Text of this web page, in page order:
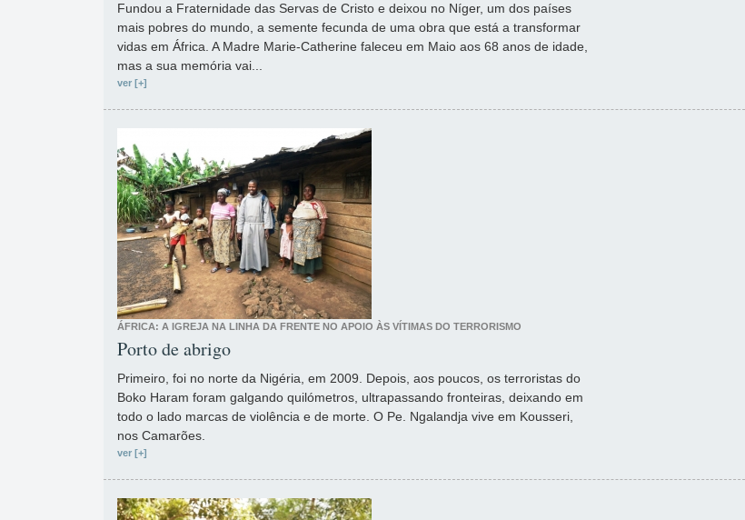
Fundou a Fraternidade das Servas de Cristo e deixou no Níger, um dos países
mais pobres do mundo, a semente fecunda de uma obra que está a transformar
vidas em África. A Madre Marie-Catherine faleceu em Maio aos 68 anos de idade,
mas a sua memória vai...
ver [+]
ÁFRICA: A IGREJA NA LINHA DA FRENTE NO APOIO ÀS VÍTIMAS DO TERRORISMO
Porto de abrigo
Primeiro, foi no norte da Nigéria, em 2009. Depois, aos poucos, os terroristas do
Boko Haram foram galgando quilómetros, ultrapassando fronteiras, deixando em
todo o lado marcas de violência e de morte. O Pe. Ngalandja vive em Kousseri,
nos Camarões.
ver [+]